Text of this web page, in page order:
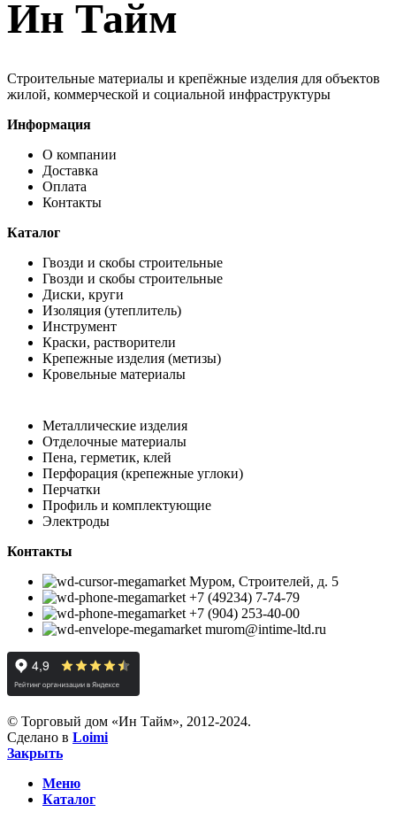
Ин Тайм
Строительные материалы и крепёжные изделия для объектов
жилой, коммерческой и социальной инфраструктуры
Информация
О компании
Доставка
Оплата
Контакты
Каталог
Гвозди и скобы строительные
Гвозди и скобы строительные
Диски, круги
Изоляция (утеплитель)
Инструмент
Краски, растворители
Крепежные изделия (метизы)
Кровельные материалы
Металлические изделия
Отделочные материалы
Пена, герметик, клей
Перфорация (крепежные углоки)
Перчатки
Профиль и комплектующие
Электроды
Контакты
Муром, Строителей, д. 5
+7 (49234) 7-74-79
+7 (904) 253-40-00
murom@intime-ltd.ru
© Торговый дом «Ин Тайм», 2012-2024.
Сделано в Loimi
Закрыть
Меню
Каталог